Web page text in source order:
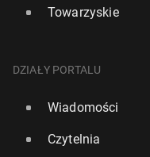
Towarzyskie
DZIAŁY PORTALU
Wiadomości
Czytelnia